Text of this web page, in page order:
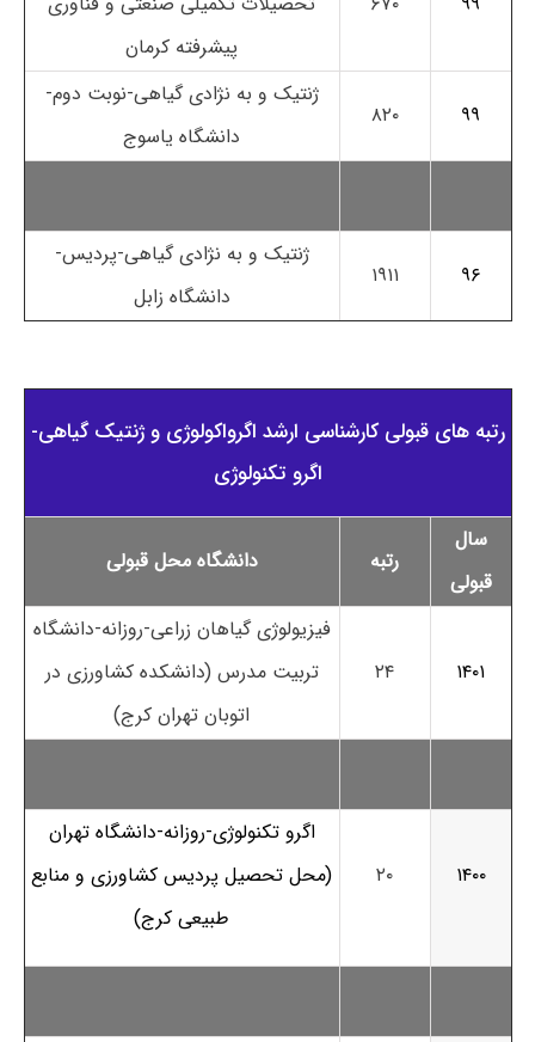
پیشرفته کرمان
۹۹ ۸۲۰
ژنتیک و به نژادی گیاهی-نوبت دوم-
دانشگاه یاسوج
۹۶ ۱۹۱۱
ژنتیک و به نژادی گیاهی-پردیس-
دانشگاه زابل
رتبه های قبولی کارشناسی ارشد اﮔﺮواﻛﻮﻟﻮژی و ژنتیک ﮔﻴﺎهی-
اگرو تکنولوژی
سال
قبولی
رتبه دانشگاه محل قبولی
۱۴۰۱ ۲۴
فیزیولوژی گیاهان زراعی-روزانه-دانشگاه
تربیت مدرس (دانشکده کشاورزی در
اتوبان تهران کرج)
۱۴۰۰ ۲۰
اگرو تکنولوژی-روزانه-دانشگاه تهران
(محل تحصیل پردیس کشاورزی و منابع
طبیعی کرج)